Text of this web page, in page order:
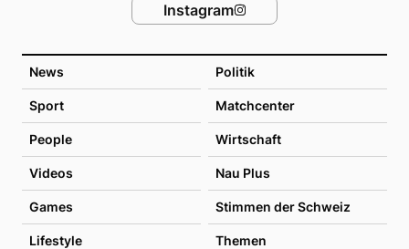
News Politik
Sport Matchcenter
People Wirtschaft
Videos Nau Plus
Games Stimmen der Schweiz
Lifestyle Themen
Instagram